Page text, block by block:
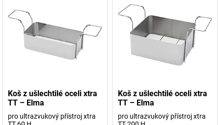
Koš z ušlechtilé oceli xtra
TT – Elma
pro ultrazvukový přístroj xtra
Koš z ušlechtilé oceli xtra
TT – Elma
pro ultrazvukový přístroj xtra